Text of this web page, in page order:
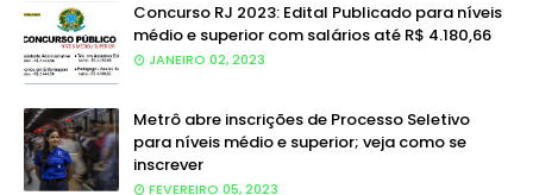
Concurso RJ 2023: Edital Publicado para níveis
médio e superior com salários até R$ 4.180,66
JANEIRO 02, 2023
Metrô abre inscrições de Processo Seletivo
para níveis médio e superior; veja como se
inscrever
FEVEREIRO 05, 2023